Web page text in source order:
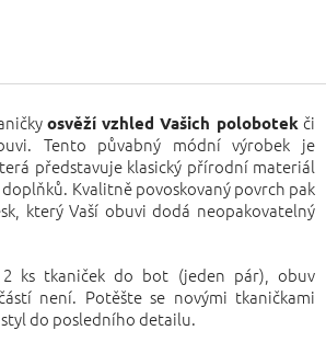
osvěží vzhled Vašich polobotek či
Tento půvabný módní výrobek je
představuje klasický přírodní materiál
Kvalitně povoskovaný povrch pak
který Vaší obuvi dodá neopakovatelný
ks tkaniček do bot (jeden pár), obuv
není. Potěšte se novými tkaničkami
do posledního detailu.